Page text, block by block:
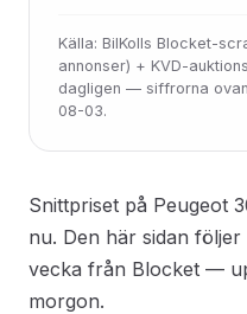
Källa: BilKolls Blocket-
annonser) + KVD-
dagligen — siffrorna
08-03.
Snittpriset på Peugeot
nu. Den här sidan
vecka från Blocket —
morgon.